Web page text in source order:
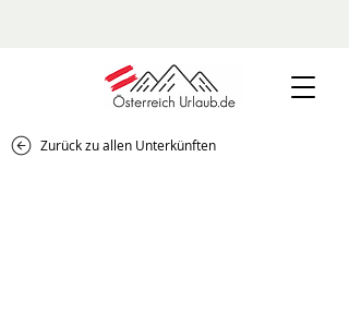
Zurück zu allen Unterkünften